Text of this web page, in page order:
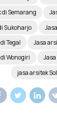
di Semarang
Sukoharjo
Tegal
Jasa
Wonogiri
Jasa
jasa arsitek